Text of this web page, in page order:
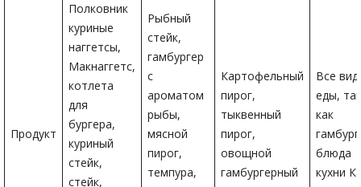
Продукт
Полковник
куриные
наггетсы,
Макнаггетс,
котлета
для
бургера,
куриный
стейк,
стейк,
Рыбный
стейк,
гамбургер
с
ароматом
рыбы,
мясной
пирог,
темпура,
Картофельный
пирог,
тыквенный
пирог,
овощной
гамбургерный
Все
еды,
как
блюда
кухни